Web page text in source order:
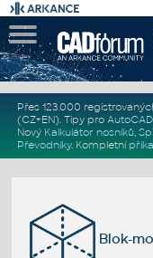
Přes 123.000
(CZ+EN). Tipy pro
Nový Kalkulátor nosníků,
Převodníky. Kompletní
Blok-